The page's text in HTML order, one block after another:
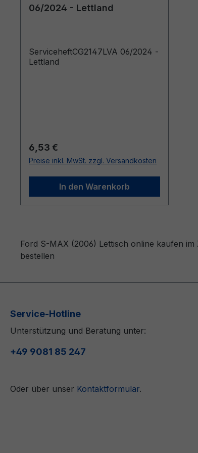
06/2024 - Lettland
ServiceheftCG2147LVA 06/2024 -
Lettland
Regulärer Preis:
6,53 €
Preise inkl. MwSt. zzgl. Versandkosten
In den Warenkorb
Ford S-MAX (2006) Lettisch online kaufen
bestellen
Service-Hotline
Unterstützung und Beratung unter:
+49 9081 85 247
Oder über unser Kontaktformular.